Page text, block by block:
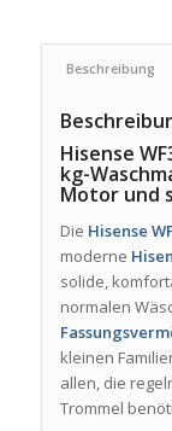
Beschreibung
Hisense
kg-
Motor und
Die Hisense
moderne
solide,
normalen
kleinen
allen, die
Trommel